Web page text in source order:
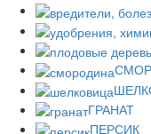
ГРАНАТ
ПЕРСИК